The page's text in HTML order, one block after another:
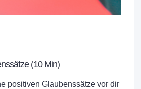
(10 Min)
positiven Glaubenssätze vor dir